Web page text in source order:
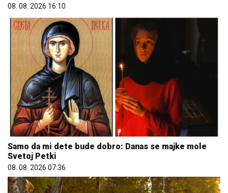
08. 08. 2026 16:10
Samo da mi dete bude dobro: Danas se majke mole
Svetoj Petki
08. 08. 2026 07:36